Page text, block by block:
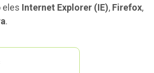
eles Internet Explorer (IE), Firefox,
.